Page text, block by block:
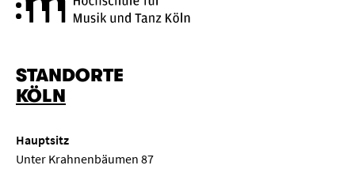
STANDORTE
KÖLN
Hauptsitz
Unter Krahnenbäumen 87